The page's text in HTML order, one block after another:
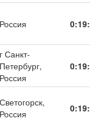
Россия
г Санкт-
Петербург,
Россия
Светогорск,
Россия